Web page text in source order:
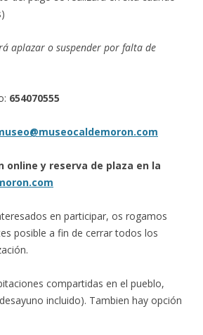
aplazar o suspender por falta de
654070555
online y reserva de plaza en la
en participar, os rogamos
posible a fin de cerrar todos los
compartidas en el pueblo,
incluido). Tambien hay opción